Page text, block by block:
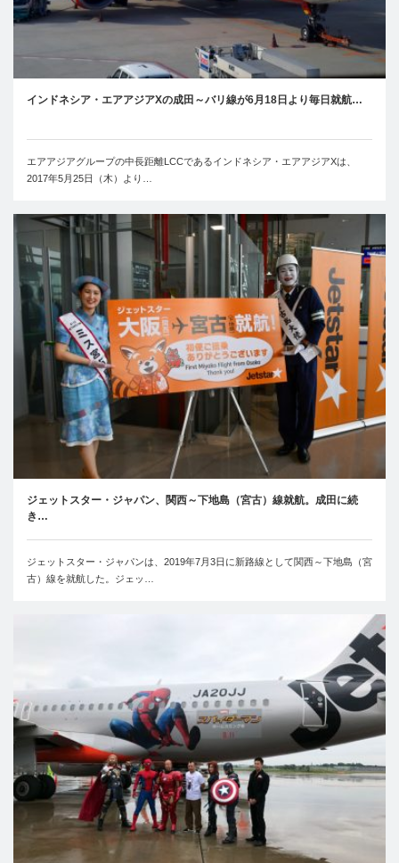
インドネシア・エアアジアXの成田～バリ線が6月18日より毎日就航…
エアアジアグループの中長距離LCCであるインドネシア・エアアジアXは、
2017年5月25日（木）より…
ジェットスター・ジャパン、関西～下地島（宮古）線就航。成田に続
き…
ジェットスター・ジャパンは、2019年7月3日に新路線として関西～下地島（宮
古）線を就航した。ジェッ…